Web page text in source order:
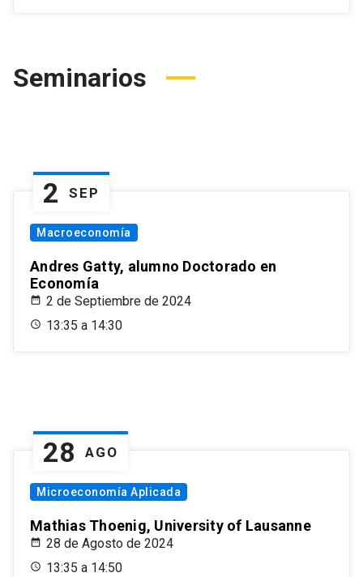
Seminarios
2 SEP
Macroeconomía
Andres Gatty, alumno Doctorado en
Economía
2 de Septiembre de 2024
13:35 a 14:30
28 AGO
Microeconomía Aplicada
Mathias Thoenig, University of Lausanne
28 de Agosto de 2024
13:35 a 14:50